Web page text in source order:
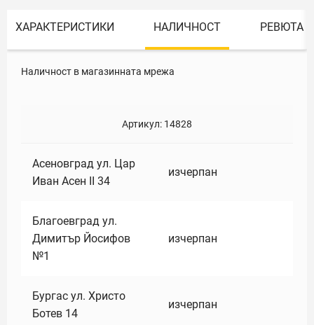
ХАРАКТЕРИСТИКИ НАЛИЧНОСТ РЕВЮТА
Наличност в магазинната мрежа
Артикул: 14828
Асеновград ул. Цар
Иван Асен II 34
изчерпан
Благоевград ул.
Димитър Йосифов
№1
изчерпан
Бургас ул. Христо
Ботев 14
изчерпан